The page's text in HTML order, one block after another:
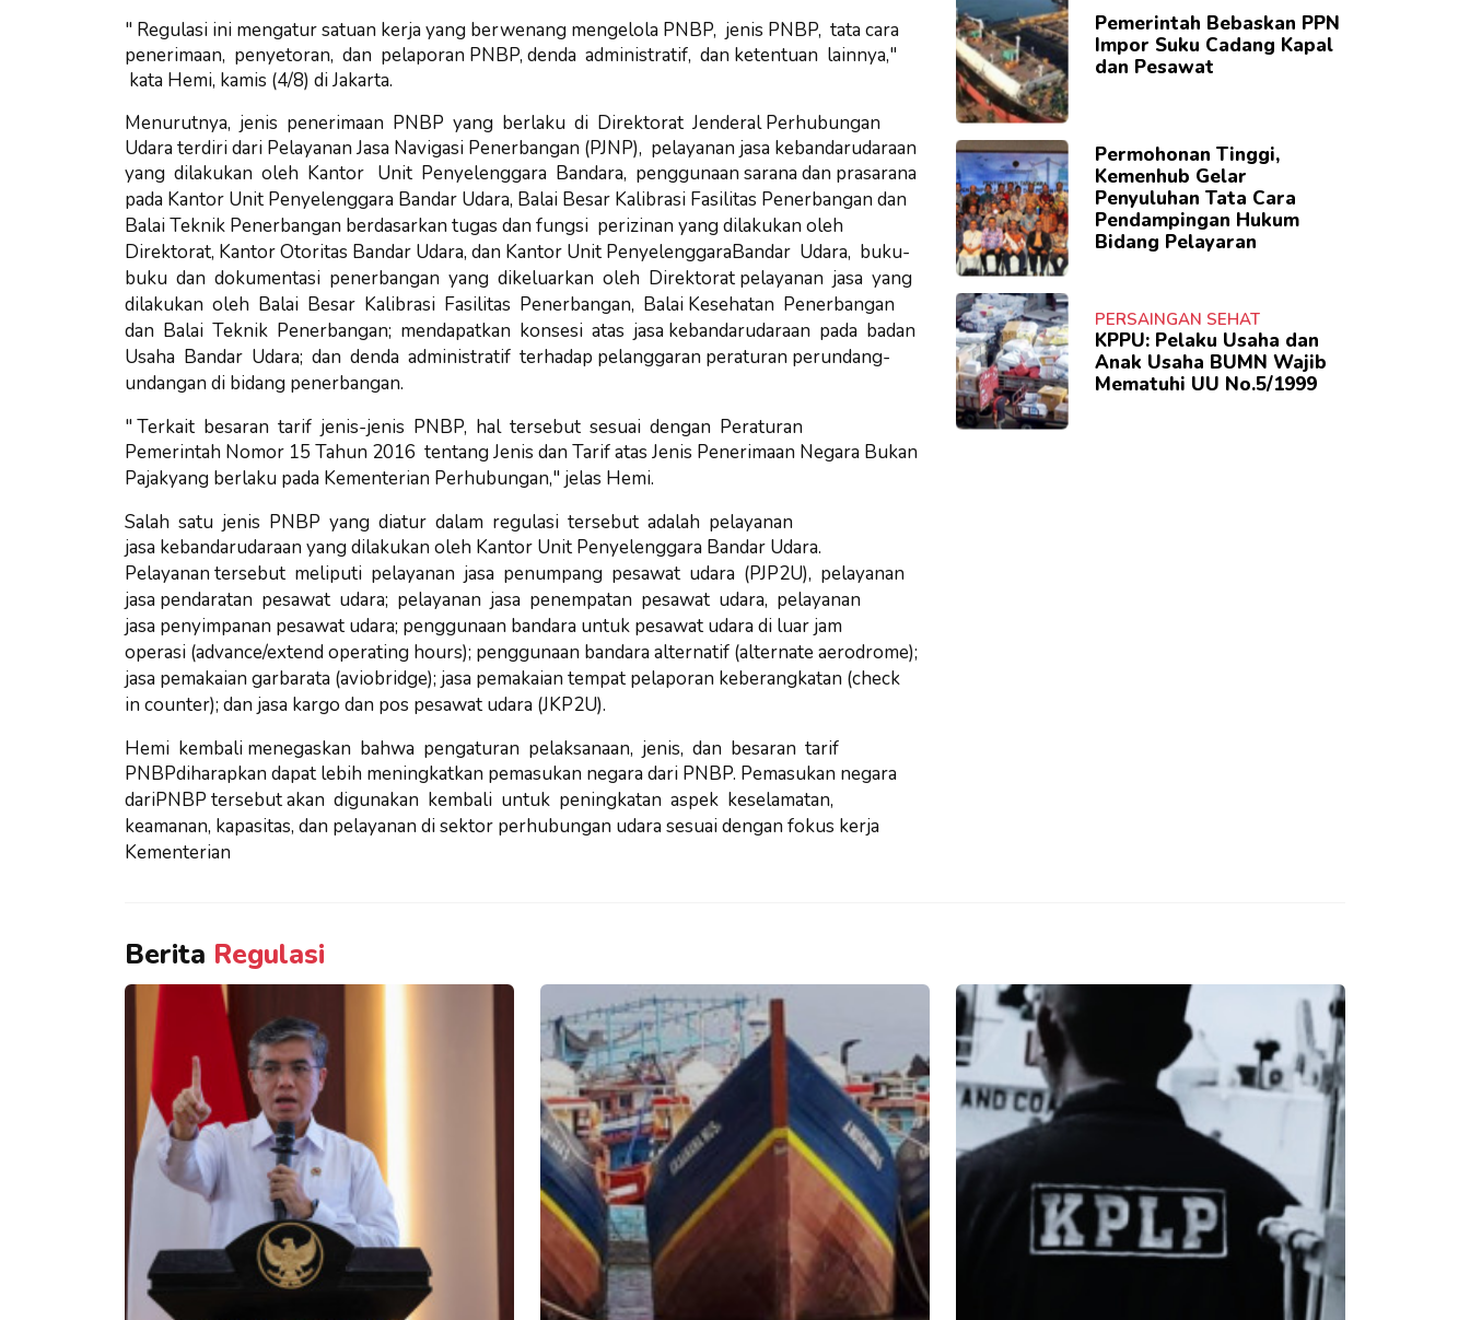
" Regulasi ini mengatur satuan kerja yang berwenang mengelola PNBP, jenis PNBP, tata cara
penerimaan, penyetoran, dan pelaporan PNBP, denda administratif, dan ketentuan lainnya,"
kata Hemi, kamis (4/8) di Jakarta.
Menurutnya, jenis penerimaan PNBP yang berlaku di Direktorat Jenderal Perhubungan
Udara terdiri dari Pelayanan Jasa Navigasi Penerbangan (PJNP), pelayanan jasa kebandarudaraan
yang dilakukan oleh Kantor Unit Penyelenggara Bandara, penggunaan sarana dan prasarana
pada Kantor Unit Penyelenggara Bandar Udara, Balai Besar Kalibrasi Fasilitas Penerbangan dan
Balai Teknik Penerbangan berdasarkan tugas dan fungsi perizinan yang dilakukan oleh
Direktorat, Kantor Otoritas Bandar Udara, dan Kantor Unit PenyelenggaraBandar Udara, buku-
buku dan dokumentasi penerbangan yang dikeluarkan oleh Direktorat pelayanan jasa yang
dilakukan oleh Balai Besar Kalibrasi Fasilitas Penerbangan, Balai Kesehatan Penerbangan
dan Balai Teknik Penerbangan; mendapatkan konsesi atas jasa kebandarudaraan pada badan
Usaha Bandar Udara; dan denda administratif terhadap pelanggaran peraturan perundang-
undangan di bidang penerbangan.
" Terkait besaran tarif jenis-jenis PNBP, hal tersebut sesuai dengan Peraturan
Pemerintah Nomor 15 Tahun 2016 tentang Jenis dan Tarif atas Jenis Penerimaan Negara Bukan
Pajakyang berlaku pada Kementerian Perhubungan," jelas Hemi.
Salah satu jenis PNBP yang diatur dalam regulasi tersebut adalah pelayanan
jasa kebandarudaraan yang dilakukan oleh Kantor Unit Penyelenggara Bandar Udara.
Pelayanan tersebut meliputi pelayanan jasa penumpang pesawat udara (PJP2U), pelayanan
jasa pendaratan pesawat udara; pelayanan jasa penempatan pesawat udara, pelayanan
jasa penyimpanan pesawat udara; penggunaan bandara untuk pesawat udara di luar jam
operasi (advance/extend operating hours); penggunaan bandara alternatif (alternate aerodrome);
jasa pemakaian garbarata (aviobridge); jasa pemakaian tempat pelaporan keberangkatan (check
in counter); dan jasa kargo dan pos pesawat udara (JKP2U).
Hemi kembali menegaskan bahwa pengaturan pelaksanaan, jenis, dan besaran tarif
PNBPdiharapkan dapat lebih meningkatkan pemasukan negara dari PNBP. Pemasukan negara
dariPNBP tersebut akan digunakan kembali untuk peningkatan aspek keselamatan,
keamanan, kapasitas, dan pelayanan di sektor perhubungan udara sesuai dengan fokus kerja
Kementerian
Pemerintah Bebaskan PPN
Impor Suku Cadang Kapal
dan Pesawat
Permohonan Tinggi,
Kemenhub Gelar
Penyuluhan Tata Cara
Pendampingan Hukum
Bidang Pelayaran
PERSAINGAN SEHAT
KPPU: Pelaku Usaha dan
Anak Usaha BUMN Wajib
Mematuhi UU No.5/1999
Berita Regulasi